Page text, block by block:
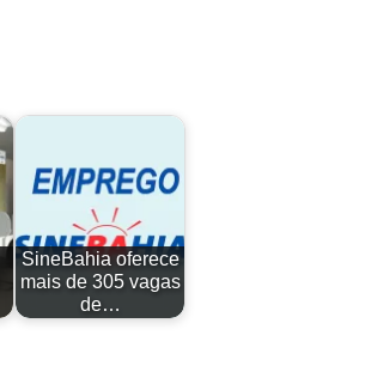
SineBahia oferece
mais de 305 vagas
de…